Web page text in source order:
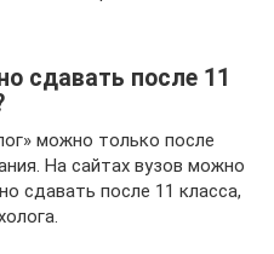
сдавать после 11
можно только после
На сайтах вузов можно
сдавать после 11 класса,